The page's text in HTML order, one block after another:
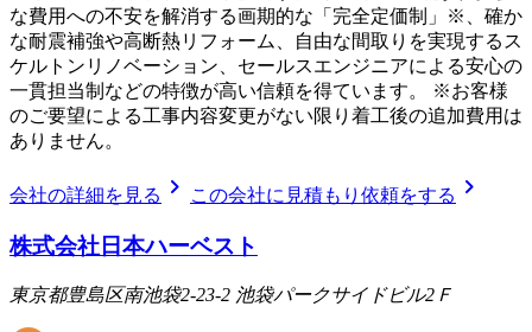
な費用への不安を解消する画期的な「完全定価制」※、確か
な耐震補強や高断熱リフォーム、自由な間取りを実現するス
ケルトンリノベーション、セールスエンジニアによる安心の
一貫担当制などの特徴が高い信頼を得ています。 ※お客様
のご要望による工事内容変更がない限り着工後の追加費用は
ありません。
会社の詳細を見る chevron_right この会社に見積もり依頼をする chevron_right
株式会社日本ハーベスト
東京都豊島区南池袋2-23-2 池袋パークサイドビル2Ｆ